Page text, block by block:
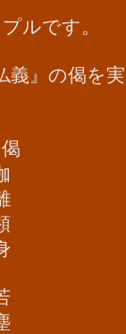
ルです。
義』の偈を